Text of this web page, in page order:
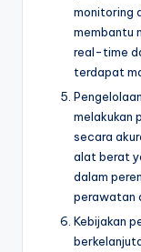
monitoring
membantu
real-time
terdapat
melakukan
secara
alat berat
dalam
perawatan
Kebijakan